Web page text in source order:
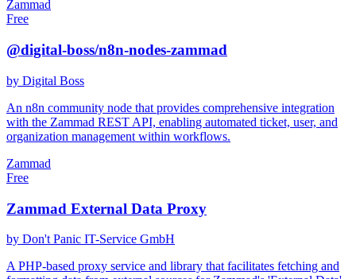
Zammad
Free
@digital-boss/n8n-nodes-zammad
by Digital Boss
An n8n community node that provides comprehensive integration
with the Zammad REST API, enabling automated ticket, user, and
organization management within workflows.
Zammad
Free
Zammad External Data Proxy
by Don't Panic IT-Service GmbH
A PHP-based proxy service and library that facilitates fetching and